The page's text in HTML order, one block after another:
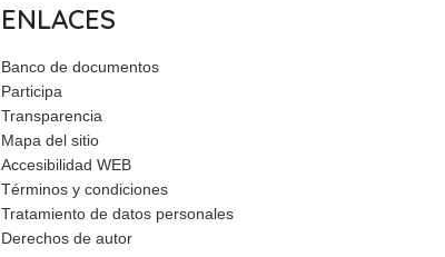
ENLACES
Banco de documentos
Participa
Transparencia
Mapa del sitio
Accesibilidad WEB
Términos y condiciones
Tratamiento de datos personales
Derechos de autor